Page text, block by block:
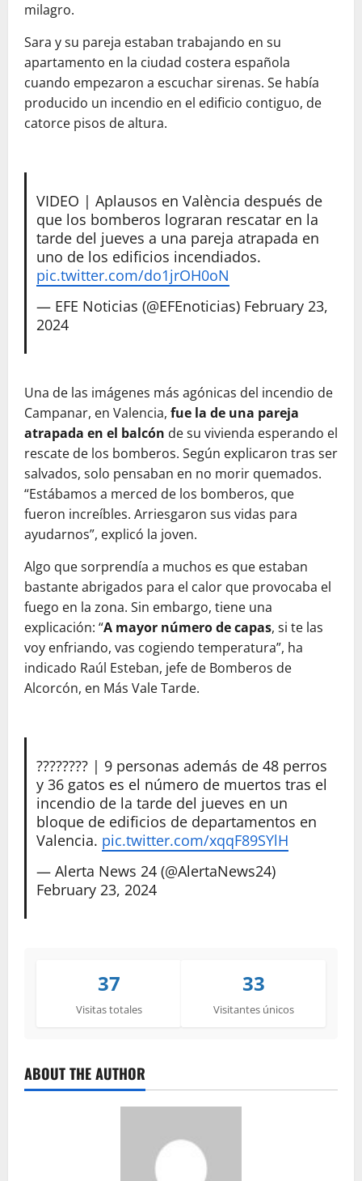
milagro.
Sara y su pareja estaban trabajando en su
apartamento en la ciudad costera española
cuando empezaron a escuchar sirenas. Se había
producido un incendio en el edificio contiguo, de
catorce pisos de altura.
VIDEO | Aplausos en València después de
que los bomberos lograran rescatar en la
tarde del jueves a una pareja atrapada en
uno de los edificios incendiados.
pic.twitter.com/do1jrOH0oN
— EFE Noticias (@EFEnoticias) February 23,
2024
Una de las imágenes más agónicas del incendio de
Campanar, en Valencia, fue la de una pareja
atrapada en el balcón de su vivienda esperando el
rescate de los bomberos. Según explicaron tras ser
salvados, solo pensaban en no morir quemados.
“Estábamos a merced de los bomberos, que
fueron increíbles. Arriesgaron sus vidas para
ayudarnos”, explicó la joven.
Algo que sorprendía a muchos es que estaban
bastante abrigados para el calor que provocaba el
fuego en la zona. Sin embargo, tiene una
explicación: “A mayor número de capas, si te las
voy enfriando, vas cogiendo temperatura”, ha
indicado Raúl Esteban, jefe de Bomberos de
Alcorcón, en Más Vale Tarde.
???????? | 9 personas además de 48 perros
y 36 gatos es el número de muertos tras el
incendio de la tarde del jueves en un
bloque de edificios de departamentos en
Valencia. pic.twitter.com/xqqF89SYlH
— Alerta News 24 (@AlertaNews24)
February 23, 2024
37
Visitas totales
33
Visitantes únicos
ABOUT THE AUTHOR